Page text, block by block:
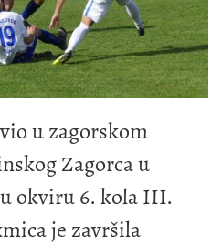
u zagorskom
Zagorca u
okviru 6. kola III.
je završila